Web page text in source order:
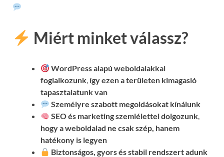
Miért minket válassz?
WordPress alapú weboldalakkal
foglalkozunk, így ezen a területen kimagasló
tapasztalatunk van
Személyre szabott megoldásokat kínálunk
SEO és marketing szemlélettel dolgozunk,
hogy a weboldalad ne csak szép, hanem
hatékony is legyen
Biztonságos, gyors és stabil rendszert adunk